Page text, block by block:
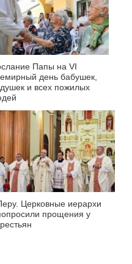
Папы на VI
день бабушек,
и всех пожилых
Церковные иерархи
прощения у